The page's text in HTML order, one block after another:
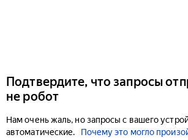
Подтвердите, что запросы
не робот
Нам очень жаль, но запросы с вашего
автоматические.
Почему это могло